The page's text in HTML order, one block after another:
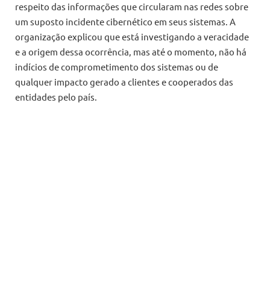
respeito das informações que circularam nas redes sobre
um suposto incidente cibernético em seus sistemas. A
organização explicou que está investigando a veracidade
e a origem dessa ocorrência, mas até o momento, não há
indícios de comprometimento dos sistemas ou de
qualquer impacto gerado a clientes e cooperados das
entidades pelo país.